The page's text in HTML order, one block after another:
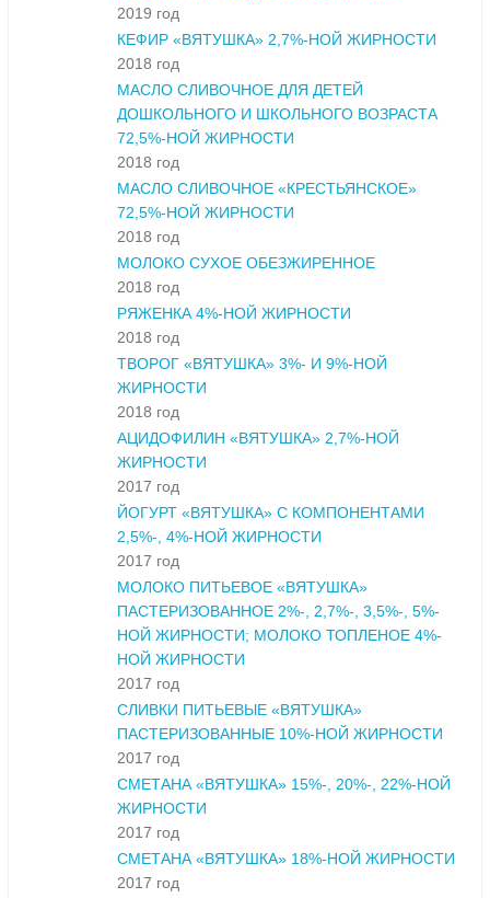
2019 год
КЕФИР «ВЯТУШКА» 2,7%-НОЙ ЖИРНОСТИ
2018 год
МАСЛО СЛИВОЧНОЕ ДЛЯ ДЕТЕЙ
ДОШКОЛЬНОГО И ШКОЛЬНОГО ВОЗРАСТА
72,5%-НОЙ ЖИРНОСТИ
2018 год
МАСЛО СЛИВОЧНОЕ «КРЕСТЬЯНСКОЕ»
72,5%-НОЙ ЖИРНОСТИ
2018 год
МОЛОКО СУХОЕ ОБЕЗЖИРЕННОЕ
2018 год
РЯЖЕНКА 4%-НОЙ ЖИРНОСТИ
2018 год
ТВОРОГ «ВЯТУШКА» 3%- И 9%-НОЙ
ЖИРНОСТИ
2018 год
АЦИДОФИЛИН «ВЯТУШКА» 2,7%-НОЙ
ЖИРНОСТИ
2017 год
ЙОГУРТ «ВЯТУШКА» С КОМПОНЕНТАМИ
2,5%-, 4%-НОЙ ЖИРНОСТИ
2017 год
МОЛОКО ПИТЬЕВОЕ «ВЯТУШКА»
ПАСТЕРИЗОВАННОЕ 2%-, 2,7%-, 3,5%-, 5%-
НОЙ ЖИРНОСТИ; МОЛОКО ТОПЛЕНОЕ 4%-
НОЙ ЖИРНОСТИ
2017 год
СЛИВКИ ПИТЬЕВЫЕ «ВЯТУШКА»
ПАСТЕРИЗОВАННЫЕ 10%-НОЙ ЖИРНОСТИ
2017 год
СМЕТАНА «ВЯТУШКА» 15%-, 20%-, 22%-НОЙ
ЖИРНОСТИ
2017 год
СМЕТАНА «ВЯТУШКА» 18%-НОЙ ЖИРНОСТИ
2017 год